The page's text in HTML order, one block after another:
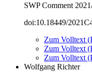
SWP Comment
doi:10.18449/
Zum Volltext
Zum Volltext
Zum Volltext
Wolfgang Richter